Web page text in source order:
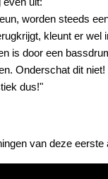
worden steeds
kleunt er
is door een
Onderschat dit
dus!"
van deze eerste